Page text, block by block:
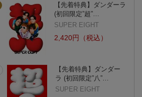
【先着特典】ダンダーラ
(初回限定”超”…
SUPER EIGHT
2,420円（税込）
【先着特典】ダンダー
ラ (初回限定”八”…
SUPER EIGHT